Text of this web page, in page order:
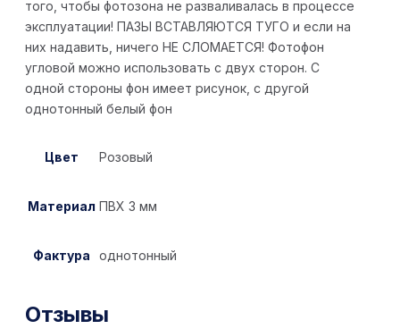
того, чтобы фотозона не разваливалась в процессе
эксплуатации! ПАЗЫ ВСТАВЛЯЮТСЯ ТУГО и если на
них надавить, ничего НЕ СЛОМАЕТСЯ! Фотофон
угловой можно использовать с двух сторон. С
одной стороны фон имеет рисунок, с другой
однотонный белый фон
Цвет Розовый
Материал ПВХ 3 мм
Фактура однотонный
Отзывы